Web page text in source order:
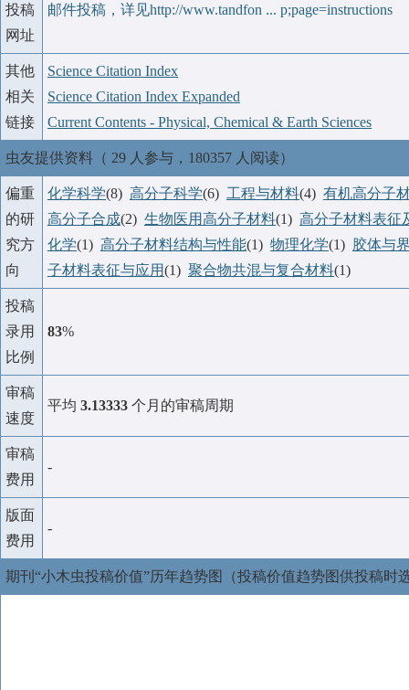
投稿
网址
邮件投稿，详见http://www.tandfon ... p;page=instructions
其他
相关
链接
Science Citation Index
Science Citation Index Expanded
Current Contents - Physical, Chemical & Earth Sciences
虫友提供资料（ 29 人参与，180357 人阅读）
偏重
的研
究方
向
化学科学(8) 高分子科学(6) 工程与材料(4) 有机高分子
高分子合成(2) 生物医用高分子材料(1) 高分子材料表征
化学(1) 高分子材料结构与性能(1) 物理化学(1) 胶体与
子材料表征与应用(1) 聚合物共混与复合材料(1)
投稿
录用
比例
83%
审稿
速度
平均 3.13333 个月的审稿周期
审稿
费用
-
版面
费用
-
期刊“小木虫投稿价值”历年趋势图（投稿价值趋势图供投稿时